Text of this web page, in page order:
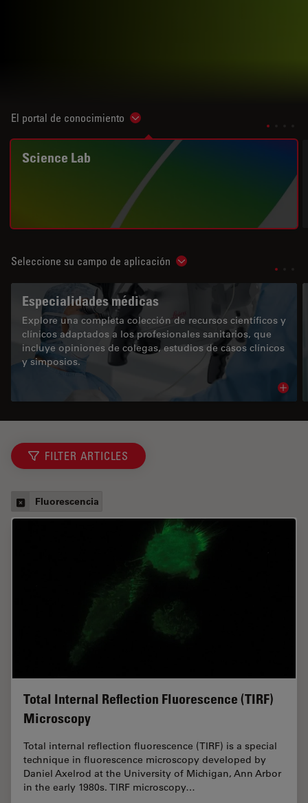
El portal de conocimiento Show subnavigation
Science Lab
Seleccione su campo de aplicación Show subnavigation
Especialidades médicas
Explore una completa colección de recursos científicos y
clínicos adaptados a los profesionales sanitarios, que
incluye opiniones de colegas, estudios de casos clínicos
y simposios.
FILTER ARTICLES
Fluorescencia
Total Internal Reflection Fluorescence (TIRF)
Microscopy
Total internal reflection fluorescence (TIRF) is a special
technique in fluorescence microscopy developed by
Daniel Axelrod at the University of Michigan, Ann Arbor
in the early 1980s. TIRF microscopy…